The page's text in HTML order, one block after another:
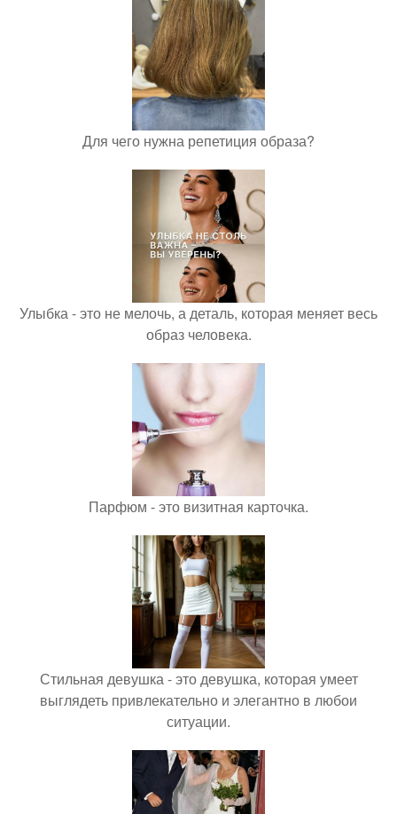
Для чего нужна репетиция образа?
Улыбка - это не мелочь, а деталь, которая меняет весь
образ человека.
Парфюм - это визитная карточка.
Стильная девушка - это девушка, которая умеет
выглядеть привлекательно и элегантно в любои
ситуации.